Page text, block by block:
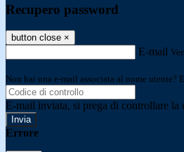
Recupero password
button close ×
E-mail
Non hai una e-mail associata al nome utente?
E-mail inviata, si prega di controllare la
Errore